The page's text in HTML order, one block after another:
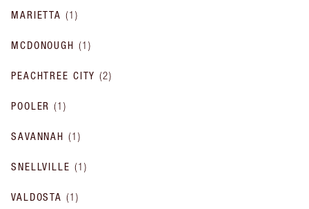
MARIETTA (1 )
MCDONOUGH (1 )
PEACHTREE CITY (2)
POOLER (1)
SAVANNAH (1 )
SNELLVILLE (1 )
VALDOSTA (1 )